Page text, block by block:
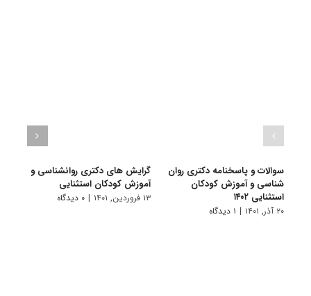
سوالات و پاسخنامه دکتری روان
شناسی و آموزش کودکان
استثنایی ۱۴۰۲
۲۰ آذر, ۱۴۰۱ | ۱ دیدگاه
گرایش های دکتری روانشناسی و
آﻣﻮزش ﻛﻮدﻛﺎن استثنایی
۱۳ فروردین, ۱۴۰۱ | ۰ دیدگاه